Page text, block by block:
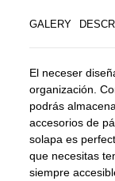
GALERY
El neceser
organización.
podrás
accesorios de
solapa es
que necesitas
siempre